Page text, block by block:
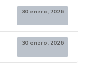
30 enero, 2026
30 enero, 2026